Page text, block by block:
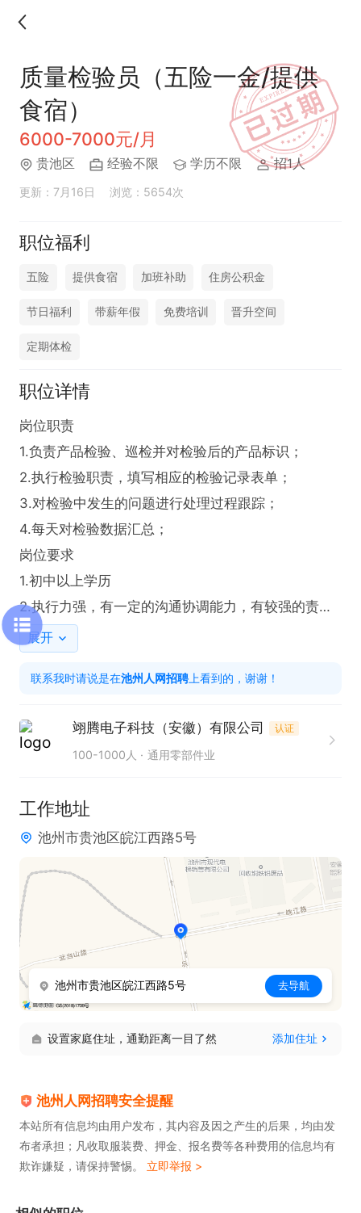
质量检验员（五险一金/提供
食宿）
6000-7000元/月
贵池区 经验不限 学历不限 招1人
更新：7月16日 浏览：5654次
职位福利
五险 提供食宿 加班补助 住房公积金
节日福利 带薪年假 免费培训 晋升空间
定期体检
职位详情
岗位职责
1.负责产品检验、巡检并对检验后的产品标识；
2.执行检验职责，填写相应的检验记录表单；
3.对检验中发生的问题进行处理过程跟踪；
4.每天对检验数据汇总；
岗位要求
1.初中以上学历
2.执行力强，有一定的沟通协调能力，有较强的责任
心；
3.熟悉QC七大手法，会使用卡尺、二次元等相关量
具；
5.无经验者经培训合格后亦可；
缴纳五险一金，厂内食宿一体，三餐免费，四人间宿
舍，独立卫生间，免费WIFI、洗衣机，生日假日福利
展开
联系我时请说是在池州人网招聘 上看到的，谢谢！
翊腾电子科技（安徽）有限公司 认证
100-1000人 通用零部件业
工作地址
池州市贵池区皖江西路5号
池州市贵池区皖江西路5号 去导航
设置家庭住址，通勤距离一目了然 添加住址
池州人网招聘安全提醒
本站所有信息均由用户发布，其内容及因之产生的后果，均由发
布者承担；凡收取服装费、押金、报名费等各种费用的信息均有
欺诈嫌疑，请保持警惕。 立即举报 >